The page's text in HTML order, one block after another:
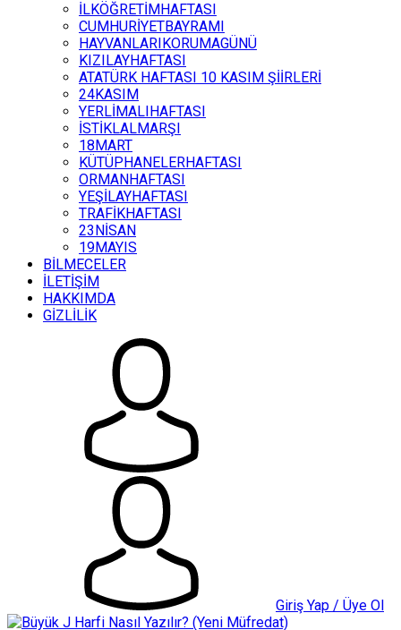
İLKÖĞRETİMHAFTASI
CUMHURİYETBAYRAMI
HAYVANLARIKORUMAGÜNÜ
KIZILAYHAFTASI
ATATÜRK HAFTASI 10 KASIM ŞİİRLERİ
24KASIM
YERLİMALIHAFTASI
İSTİKLALMARŞI
18MART
KÜTÜPHANELERHAFTASI
ORMANHAFTASI
YEŞİLAYHAFTASI
TRAFİKHAFTASI
23NİSAN
19MAYIS
BİLMECELER
İLETİŞİM
HAKKIMDA
GİZLİLİK
Giriş Yap / Üye Ol